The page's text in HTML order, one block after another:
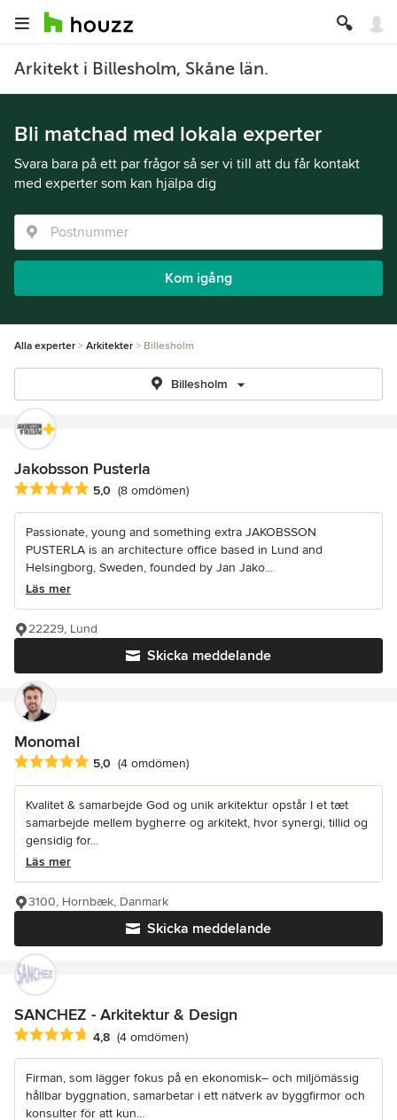
Arkitekt i Billesholm, Skåne län.
Bli matchad med lokala experter
Svara bara på ett par frågor så ser vi till att du får kontakt
med experter som kan hjälpa dig
Kom igång
Alla experter Arkitekter Billesholm
Billesholm
Jakobsson Pusterla
Genomsnittligt omdöme: 5 av 5 stjärnor
5,0 (8 omdömen)
Passionate, young and something extra JAKOBSSON
PUSTERLA is an architecture office based in Lund and
Helsingborg, Sweden, founded by Jan Jako...
Läs mer
Skicka meddelande
22229, Lund
Monomal
Genomsnittligt omdöme: 5 av 5 stjärnor
5,0 (4 omdömen)
Kvalitet & samarbejde God og unik arkitektur opstår I et tæt
samarbejde mellem bygherre og arkitekt, hvor synergi, tillid og
gensidig for...
Läs mer
Skicka meddelande
3100, Hornbæk, Danmark
SANCHEZ - Arkitektur & Design
Genomsnittligt omdöme: 4.8 av 5 stjärnor
4,8 (4 omdömen)
Firman, som lägger fokus på en ekonomisk– och miljömässig
hållbar byggnation, samarbetar i ett nätverk av byggfirmor och
konsulter för att kun...